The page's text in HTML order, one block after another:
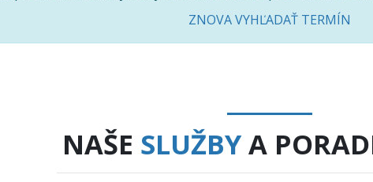
ZNOVA VYHĽADAŤ TERMÍN
NAŠE SLUŽBYA